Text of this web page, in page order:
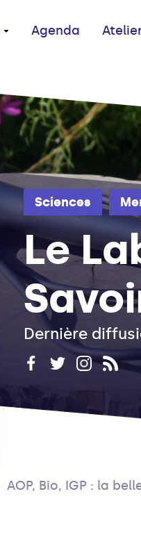
Agenda
Sciences
Le
Dernière
AOP, Bio, IGP : la